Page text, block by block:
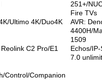
251+/
Fire TVs
Ultimo 4K/Duo4K
AVR:
4400H/
1509
C2 Pro/E1
Echos/
7.0
Control/Companion